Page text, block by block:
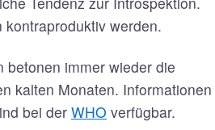
werden.
betonen immer wieder die
kalten Monaten. Informationen
bei der WHO verfügbar.